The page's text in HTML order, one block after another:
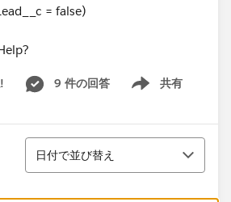
= false)
9 件の回答 共有
Show menu
並び替え
日付で並び替え